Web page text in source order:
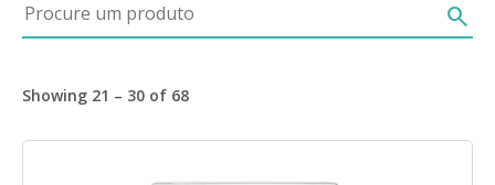
Procure um produto search
Showing 21 – 30 of 68
Imagem